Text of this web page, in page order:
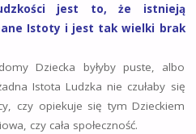
jest to, że istnieją
Istoty i jest tak wielki brak
Dziecka byłyby puste, albo
Istota Ludzka nie czułaby się
czy opiekuje się tym Dzieckiem
czy cała społeczność.